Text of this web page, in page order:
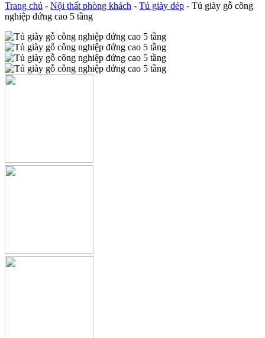
Trang chủ - Nội thất phòng khách - Tủ giày dép - Tủ giày gỗ công
nghiệp đứng cao 5 tầng